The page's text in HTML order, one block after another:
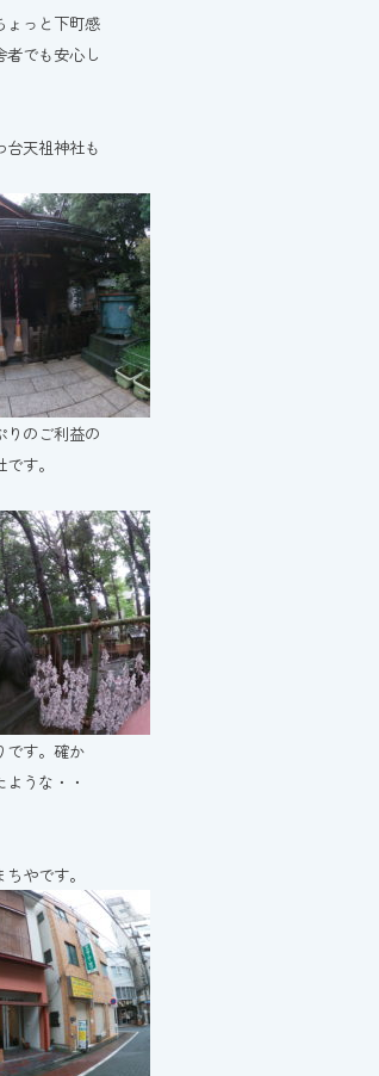
ょっと下町感
者でも安心し
天祖神社も
りのご利益の
す。
です。確か
うな・・
やです。